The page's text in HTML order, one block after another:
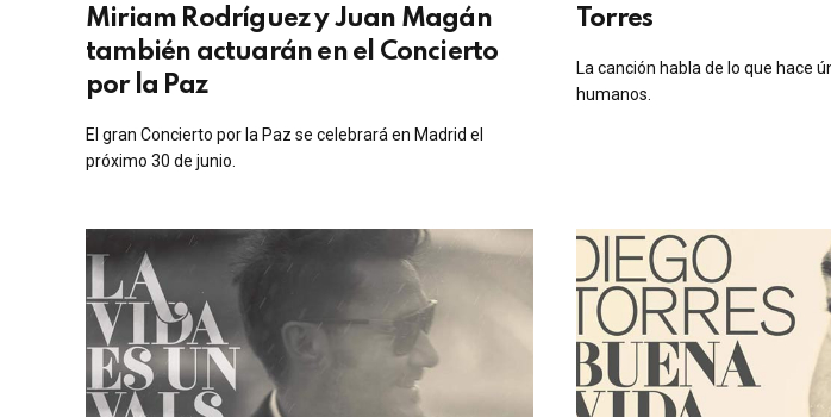
Miriam Rodríguez y Juan Magán
también actuarán en el Concierto
por la Paz
El gran Concierto por la Paz se celebrará en Madrid el
próximo 30 de junio.
Torres
La canción habla de lo que hace
humanos.